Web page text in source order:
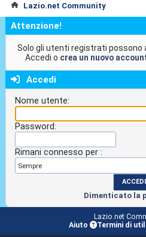
Lazio.net Community
Attenzione!
Solo gli utenti registrati possono
Accedi o crea un nuovo
Accedi
Nome utente:
Password:
Rimani connesso per :
Dimenticato la
Lazio.net
Aiuto
Termini di